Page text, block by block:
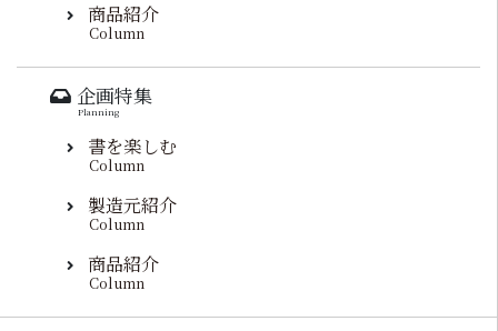
商品紹介
Column
企画特集
Planning
書を楽しむ
Column
製造元紹介
Column
商品紹介
Column